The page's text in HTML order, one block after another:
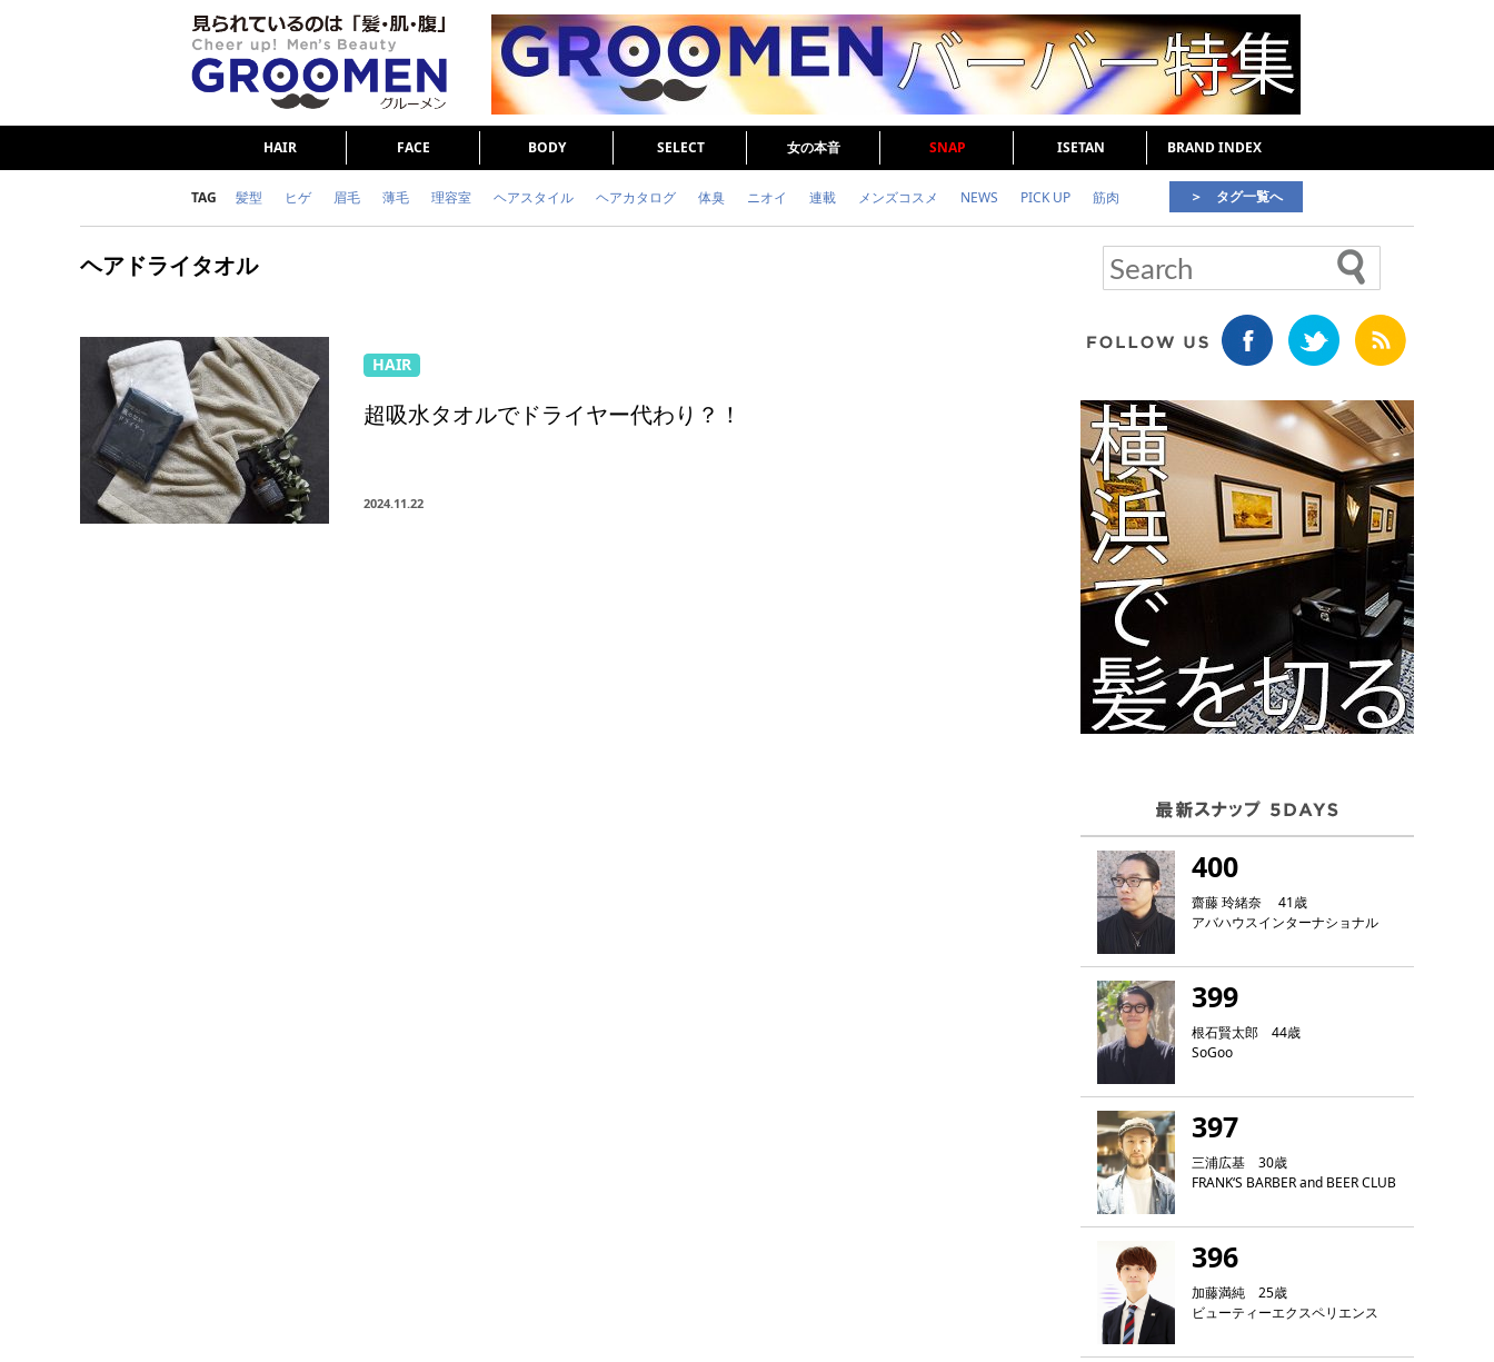
HAIR FACE BODY SELECT 女の本音 SNAP ISETAN BRAND INDEX
TAG 髪型 ヒゲ 眉毛 薄毛 理容室 ヘアスタイル ヘアカタログ 体臭 ニオイ 連載 メンズコスメ NEWS PICK UP 筋肉
女の本音 頭皮ケア
＞ タグ一覧へ
ヘアドライタオル
HAIR
超吸水タオルでドライヤー代わり？！
2024.11.22
400
齋藤 玲緒奈 41歳
アバハウスインターナショナル
399
根石賢太郎 44歳
SoGoo
397
三浦広基 30歳
FRANK‘S BARBER and BEER CLUB
396
加藤満純 25歳
ビューティーエクスペリエンス